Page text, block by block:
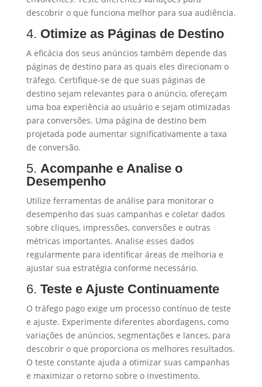
descobrir o que funciona melhor para sua audiência.
4. Otimize as Páginas de Destino
A eficácia dos seus anúncios também depende das
páginas de destino para as quais eles direcionam o
tráfego. Certifique-se de que suas páginas de
destino sejam relevantes para o anúncio, ofereçam
uma boa experiência ao usuário e sejam otimizadas
para conversões. Uma página de destino bem
projetada pode aumentar significativamente a taxa
de conversão.
5. Acompanhe e Analise o
Desempenho
Utilize ferramentas de análise para monitorar o
desempenho das suas campanhas e coletar dados
sobre cliques, impressões, conversões e outras
métricas importantes. Analise esses dados
regularmente para identificar áreas de melhoria e
ajustar sua estratégia conforme necessário.
6. Teste e Ajuste Continuamente
O tráfego pago exige um processo contínuo de teste
e ajuste. Experimente diferentes abordagens, como
variações de anúncios, segmentações e lances, para
descobrir o que proporciona os melhores resultados.
O teste constante ajuda a otimizar suas campanhas
e maximizar o retorno sobre o investimento.